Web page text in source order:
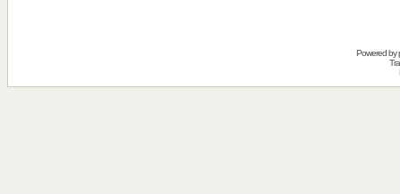
Powered by